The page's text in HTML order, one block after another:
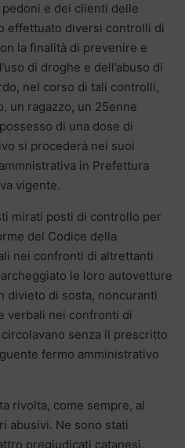
e dei clienti delle
effettuato diversi controlli di
la finalità di prevenire e
di droghe e dell’abuso di
nel corso di tali controlli,
un ragazzo, un 25enne
di una dose di
si procederà nei suoi
in Prefettura
vigente.
mirati posti di controllo per
del Codice della
nei confronti di altrettanti
le loro autovetture
divieto di sosta, noncuranti
verbali nei confronti di
senza il prescritto
fermo amministrativo
rivolta, come sempre, al
abusivi. Ne sono stati
pregiudicati catanesi,